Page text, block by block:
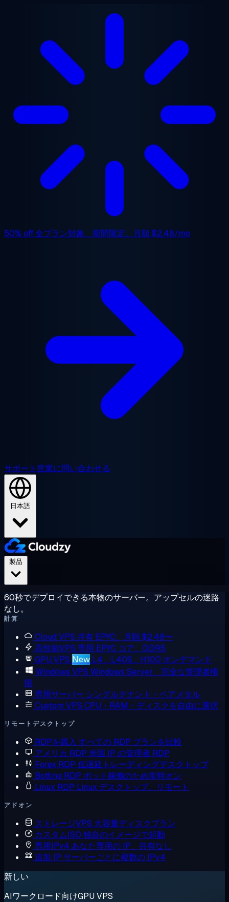
50% off全プラン対象、期間限定。月額$2.48/mo
サポート営業に問い合わせる
日本語
60秒でデプロイできる本物のサーバー。アップセルの迷路
なし。
計算
Cloud VPS 共有 EPYC、月額 $2.48〜
高性能VPS 専用 EPYC コア、DDR5
GPU VPS New L4、L40S、H100 オンデマンド
Windows VPS Windows Server、完全な管理者権
限
専用サーバー シングルテナント・ベアメタル
Custom VPS CPU・RAM・ディスクを自由に選択
リモートデスクトップ
RDPを購入 すべての RDP プランを比較
アメリカ RDP 米国 IP の管理者 RDP
Forex RDP 低遅延トレーディングデスクトップ
Botting RDP ボット稼働のため常時オン
Linux RDP Linux デスクトップ、リモート
アドオン
ストレージVPS 大容量ディスクプラン
カスタムISO 独自のイメージで起動
専用IPv4 あなた専用の IP、共有なし
追加 IP サーバーごとに複数の IPv4
新しい
AIワークロード向けGPU VPS